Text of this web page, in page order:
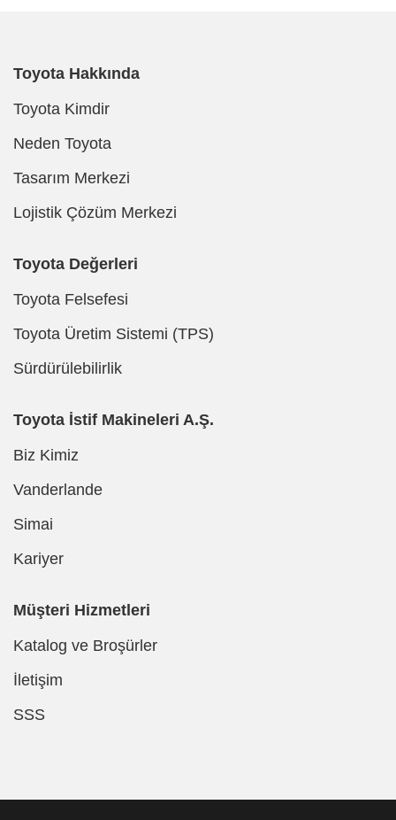
Toyota Hakkında
Toyota Kimdir
Neden Toyota
Tasarım Merkezi
Lojistik Çözüm Merkezi
Toyota Değerleri
Toyota Felsefesi
Toyota Üretim Sistemi (TPS)
Sürdürülebilirlik
Toyota İstif Makineleri A.Ş.
Biz Kimiz
Vanderlande
Simai
Kariyer
Müşteri Hizmetleri
Katalog ve Broşürler
İletişim
SSS